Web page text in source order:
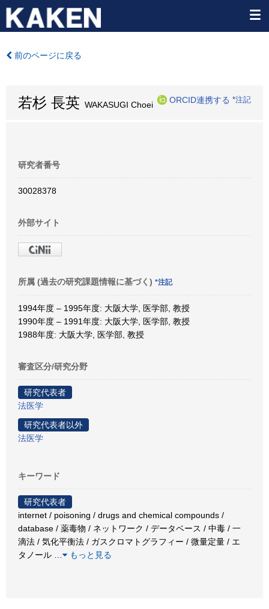
前のページに戻る
若杉 長英 WAKASUGI Choei
ORCID連携する *注記
研究者番号
30028378
外部サイト
所属 (過去の研究課題情報に基づく) *注記
1994年度 – 1995年度: 大阪大学, 医学部, 教授
1990年度 – 1991年度: 大阪大学, 医学部, 教授
1988年度: 大阪大学, 医学部, 教授
審査区分/研究分野
研究代表者
法医学
研究代表者以外
法医学
キーワード
研究代表者
internet / poisoning / drugs and chemical compounds /
database / 薬毒物 / ネットワーク / データベース / 中毒 / 一
滴法 / 気化平衡法 / ガスクロマトグラフィー / 微量定量 / エ
タノール
もっと見る